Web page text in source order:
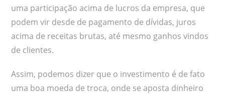
uma participação acima de lucros da empresa, que
podem vir desde de pagamento de dívidas, juros
acima de receitas brutas, até mesmo ganhos vindos
de clientes.
Assim, podemos dizer que o investimento é de fato
uma boa moeda de troca, onde se aposta dinheiro